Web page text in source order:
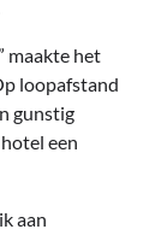
maakte het
loopafstand
gunstig
een
aan